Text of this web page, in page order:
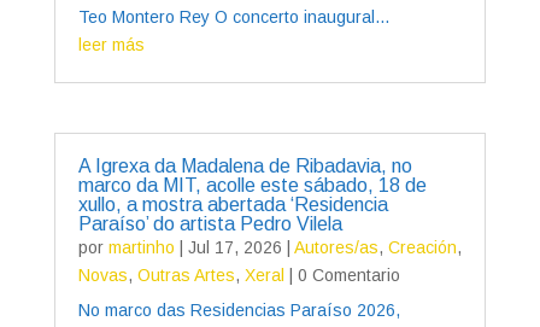
Teo Montero Rey O concerto inaugural...
leer más
A Igrexa da Madalena de Ribadavia, no
marco da MIT, acolle este sábado, 18 de
xullo, a mostra abertada ‘Residencia
Paraíso’ do artista Pedro Vilela
por martinho Jul 17, 2026 Autores/as, Creación,
Novas, Outras Artes, Xeral
| 0 Comentario
No marco das Residencias Paraíso 2026,